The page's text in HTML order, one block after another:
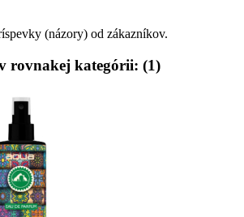
(názory) od zákazníkov.
rovnakej kategórii: (1)